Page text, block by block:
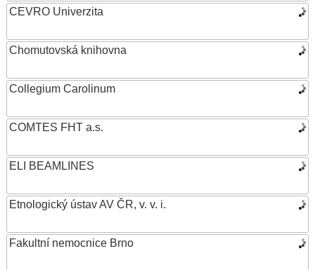
CEVRO Univerzita
Chomutovská knihovna
Collegium Carolinum
COMTES FHT a.s.
ELI BEAMLINES
Etnologický ústav AV ČR, v. v. i.
Fakultní nemocnice Brno